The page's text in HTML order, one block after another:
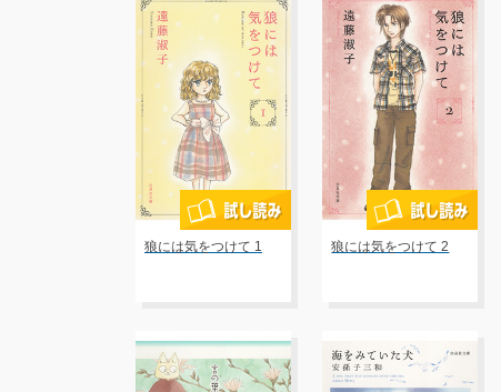
狼には気をつけて 1 狼には気をつけて 2